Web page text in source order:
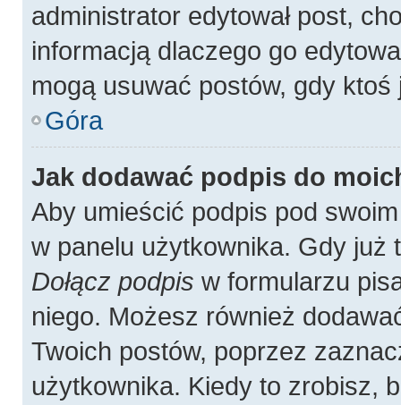
administrator edytował post,
informacją dlaczego go
mogą usuwać postów, gdy ktoś
Góra
Jak dodawać podpis do
Aby umieścić podpis pod
w panelu użytkownika. Gdy
Dołącz podpis w formularzu
niego. Możesz również
Twoich postów, poprzez
użytkownika. Kiedy to zrobisz,